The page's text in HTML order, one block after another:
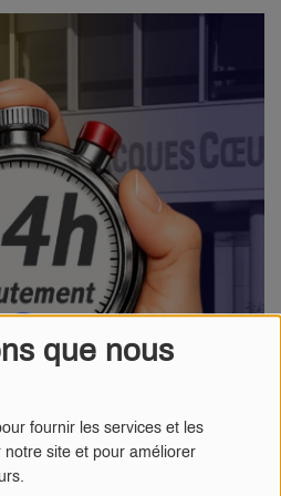
que nous
fournir les services et les
site et pour améliorer